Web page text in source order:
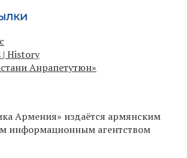
| History
Анрапетутюн»
Армения» издаётся армянским
информационным агентством